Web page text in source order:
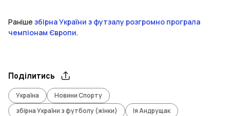
Раніше збірна України з футзалу розгромно програла
чемпіонам Європи.
Поділитись
Україна
Новини Спорту
збірна України з футболу (жінки)
Ія Андрущак